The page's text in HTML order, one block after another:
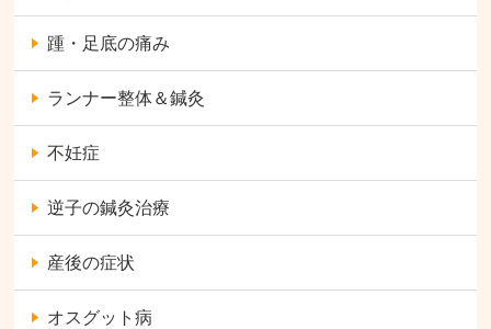
踵・足底の痛み
ランナー整体＆鍼灸
不妊症
逆子の鍼灸治療
産後の症状
オスグット病